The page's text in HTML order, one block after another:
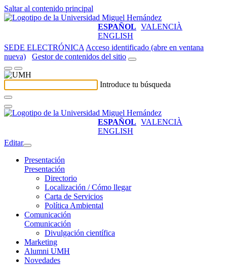
Saltar al contenido principal
ESPAÑOL VALENCIÀ
ENGLISH
SEDE ELECTRÓNICA Acceso identificado (abre en ventana
nueva)
Gestor de contenidos del sitio
Introduce tu búsqueda
ESPAÑOL VALENCIÀ
ENGLISH
Editar
Presentación
Presentación
Directorio
Localización / Cómo llegar
Carta de Servicios
Política Ambiental
Comunicación
Comunicación
Divulgación científica
Marketing
Alumni UMH
Novedades